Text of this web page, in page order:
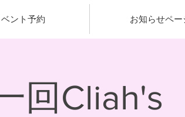
ント予約 お知らせペー
回Cliah's